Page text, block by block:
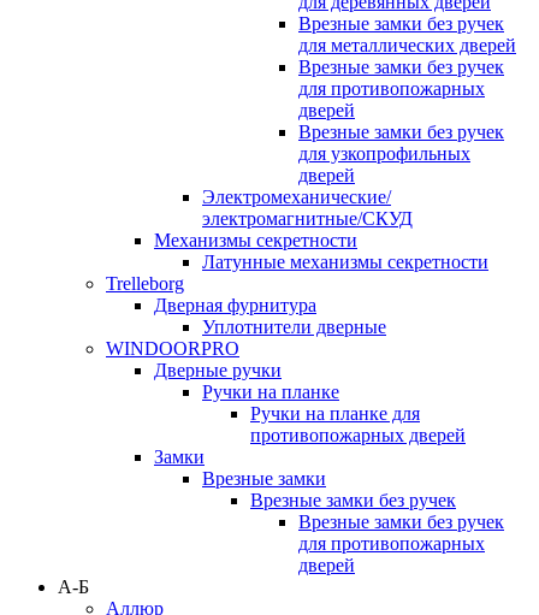
Врезные замки без ручек
для металлических дверей
Врезные замки без ручек
для противопожарных
дверей
Врезные замки без ручек
для узкопрофильных
дверей
Электромеханические/
электромагнитные/СКУД
Механизмы секретности
Латунные механизмы секретности
Trelleborg
Дверная фурнитура
Уплотнители дверные
WINDOORPRO
Дверные ручки
Ручки на планке
Ручки на планке для
противопожарных дверей
Замки
Врезные замки
Врезные замки без ручек
Врезные замки без ручек
для противопожарных
дверей
А-Б
Аллюр